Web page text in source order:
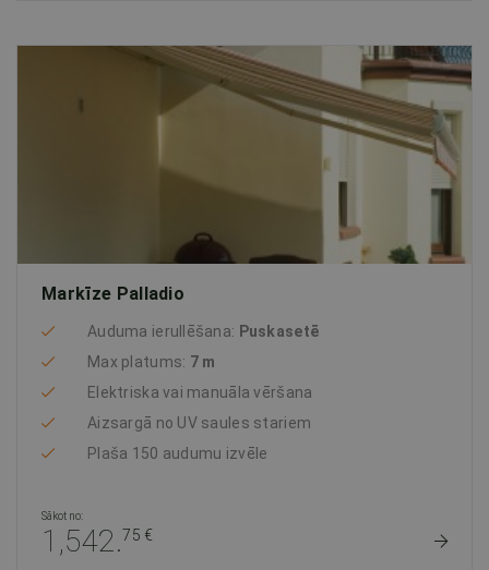
Markīze Palladio
Auduma ierullēšana: Puskasetē
Max platums: 7 m
Elektriska vai manuāla vēršana
Aizsargā no UV saules stariem
Plaša 150 audumu izvēle
Sākot no:
1,542.75 €